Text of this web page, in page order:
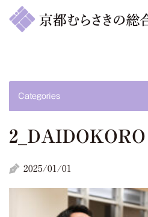
Categories
2_DAIDOKORO
2025/01/01